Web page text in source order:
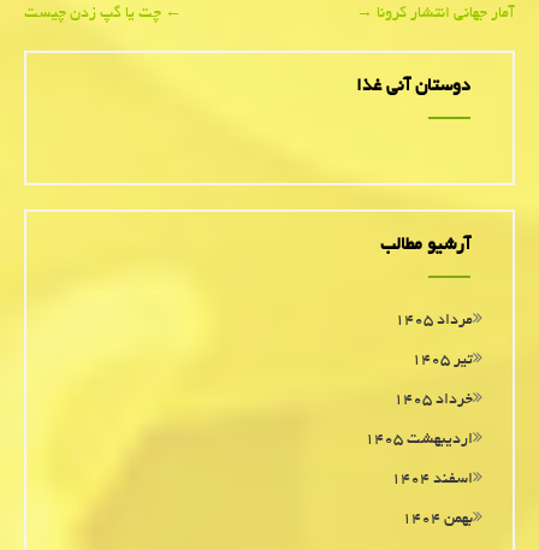
Post
navigation
←چت یا گپ زدن چیست آمار جهانی انتشار كرونا→
دوستان آنی غذا
آرشیو مطالب
مرداد ۱۴۰۵
تیر ۱۴۰۵
خرداد ۱۴۰۵
اردیبهشت ۱۴۰۵
اسفند ۱۴۰۴
بهمن ۱۴۰۴